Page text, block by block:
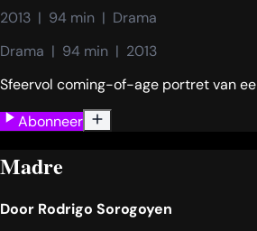
2013  |  94 min  |  Drama
Drama  |  94 min  |  2013
Sfeervol coming-of-age portret van
Abonneer
Madre
Door Rodrigo Sorogoyen